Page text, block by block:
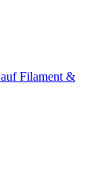
auf Filament &